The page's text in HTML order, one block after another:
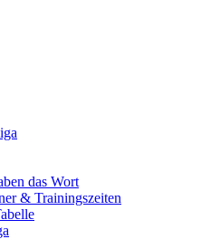
das Wort
& Trainingszeiten